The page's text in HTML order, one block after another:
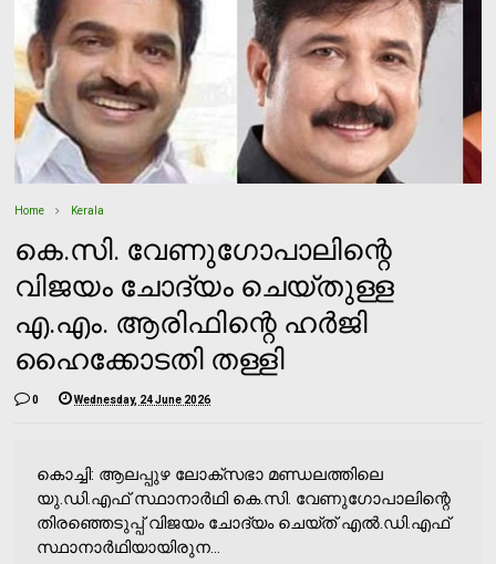
Home Kerala
കെ.സി. വേണുഗോപാലിന്റെ
വിജയം ചോദ്യം ചെയ്തുള്ള
എ.എം. ആരിഫിന്റെ ഹർജി
ഹൈക്കോടതി തള്ളി
0 Wednesday, 24 June 2026
കൊച്ചി: ആലപ്പുഴ ലോക്‌സഭാ മണ്ഡലത്തിലെ
യു.ഡി.എഫ് സ്ഥാനാർഥി കെ.സി. വേണുഗോപാലിന്റെ
തിരഞ്ഞെടുപ്പ് വിജയം ചോദ്യം ചെയ്ത് എൽ.ഡി.എഫ്
സ്ഥാനാർഥിയായിരുന...